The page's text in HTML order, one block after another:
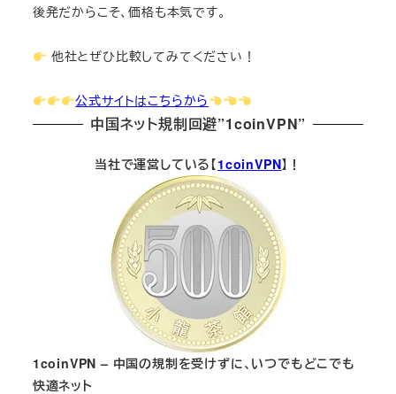
後発だからこそ、価格も本気です。
他社とぜひ比較してみてください！
公式サイトはこちらから
中国ネット規制回避”1coinVPN”
当社で運営している【1coinVPN】！
1coinVPN – 中国の規制を受けずに、いつでもどこでも
快適ネット